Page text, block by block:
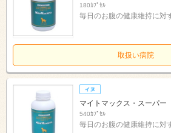
180ｶﾌﾟｾﾙ
毎日のお腹の健康維持に対
取扱い病院
マイトマックス・スーパ
540ｶﾌﾟｾﾙ
毎日のお腹の健康維持に対